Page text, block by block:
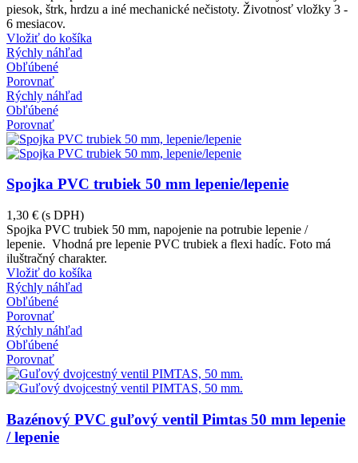
piesok, štrk, hrdzu a iné mechanické nečistoty. Životnosť vložky 3 -
6 mesiacov.
Vložiť do košíka
Rýchly náhľad
Obľúbené
Porovnať
Rýchly náhľad
Obľúbené
Porovnať
Spojka PVC trubiek 50 mm lepenie/lepenie
1,30 € (s DPH)
Spojka PVC trubiek 50 mm, napojenie na potrubie lepenie /
lepenie. Vhodná pre lepenie PVC trubiek a flexi hadíc. Foto má
iluštračný charakter.
Vložiť do košíka
Rýchly náhľad
Obľúbené
Porovnať
Rýchly náhľad
Obľúbené
Porovnať
Bazénový PVC guľový ventil Pimtas 50 mm lepenie
/ lepenie